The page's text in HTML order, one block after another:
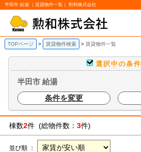
半田市 給湯 ｜賃貸物件一覧｜ 勲和株式会社
TOPページ 賃貸物件検索 賃貸物件一覧
選択中の条件
半田市 給湯
条件を変更
棟数2件 (総物件数： 3件)
並び順 ：